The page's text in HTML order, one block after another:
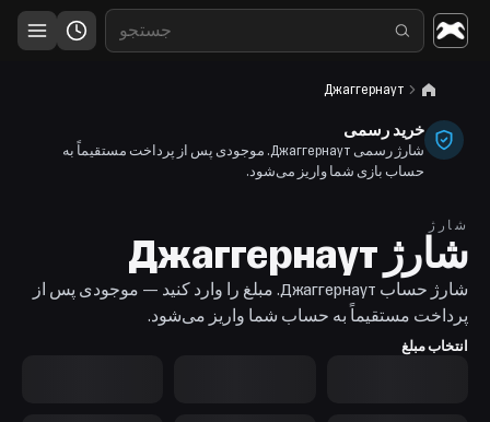
Джаггернаут
خرید رسمی
شارژ رسمی Джаггернаут. موجودی پس از پرداخت مستقیماً به
حساب بازی شما واریز می‌شود.
شارژ
شارژ Джаггернаут
شارژ حساب Джаггернаут. مبلغ را وارد کنید — موجودی پس از
پرداخت مستقیماً به حساب شما واریز می‌شود.
انتخاب مبلغ